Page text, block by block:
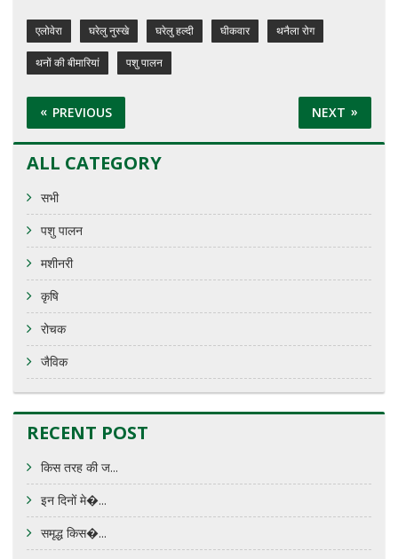
एलोवेरा घरेलु नुस्खे घरेलु हल्दी घीकवार थनैला रोग
थनों की बीमारियां पशु पालन
PREVIOUS NEXT
ALL CATEGORY
सभी
पशु पालन
मशीनरी
कृषि
रोचक
जैविक
RECENT POST
किस तरह की ज...
इन दिनों मे�...
समृद्ध किस�...